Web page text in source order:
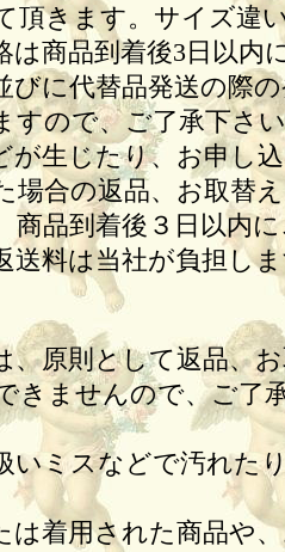
頂きます。サイズ違
は商品到着後3日以内
に代替品発送の際の
すので、ご了承下さ
が生じたり、お申し
場合の返品、お取替
商品到着後３日以内
料は当社が負担し
、原則として返品、
きませんので、ご了
いミスなどで汚れた
着用された商品や